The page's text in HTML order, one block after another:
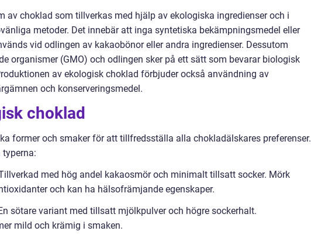
av choklad som tillverkas med hjälp av ekologiska ingredienser och i
metoder. Det innebär att inga syntetiska bekämpningsmedel eller
vid odlingen av kakaobönor eller andra ingredienser. Dessutom
organismer (GMO) och odlingen sker på ett sätt som bevarar biologisk
av ekologisk choklad förbjuder också användning av
och konserveringsmedel.
choklad
former och smaker för att tillfredsställa alla chokladälskares preferenser.
typerna:
med hög andel kakaosmör och minimalt tillsatt socker. Mörk
och kan ha hälsofrämjande egenskaper.
sötare variant med tillsatt mjölkpulver och högre sockerhalt.
mild och krämig i smaken.